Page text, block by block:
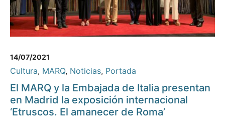
14/07/2021
Cultura, MARQ, Noticias, Portada
El MARQ y la Embajada de Italia presentan
en Madrid la exposición internacional
‘Etruscos. El amanecer de Roma’